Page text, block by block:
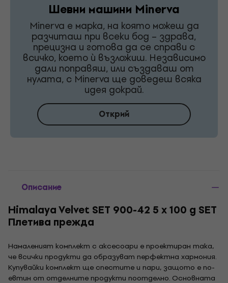
Шевни машини Minerva
Minerva е марка, на която можеш да
разчиташ при всеки бод – здрава,
прецизна и готова да се справи с
всичко, което ѝ възложиш. Независимо
дали поправяш, или създаваш от
нулата, с Minerva ще доведеш всяка
идея докрай.
Открий
Описание
Himalaya Velvet SET 900-42 5 x 100 g SET
Плетива прежда
Намаленият комплект с аксесоари е проектиран така,
че всички продукти да образуват перфектна хармония.
Купувайки комплект ще спестите и пари, защото е по-
евтин от отделните продукти поотделно. Основната